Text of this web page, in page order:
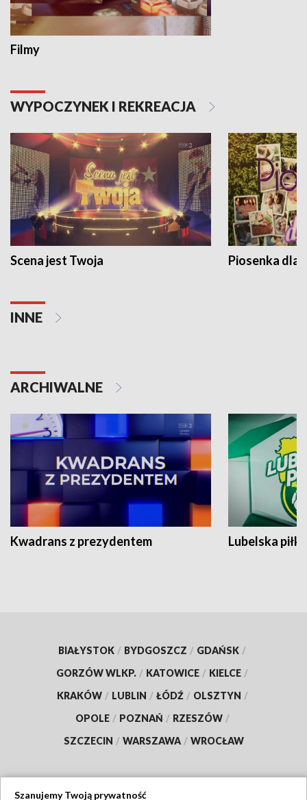
Filmy
WYPOCZYNEK I REKREACJA
Scena jest Twoja Piosenka dla
INNE
ARCHIWALNE
Kwadrans z prezydentem Lubelska piłka
BIAŁYSTOK / BYDGOSZCZ / GDAŃSK /
GORZÓW WLKP. / KATOWICE / KIELCE /
KRAKÓW / LUBLIN / ŁÓDŹ / OLSZTYN /
OPOLE / POZNAŃ / RZESZÓW /
SZCZECIN / WARSZAWA / WROCŁAW
Szanujemy Twoją prywatność